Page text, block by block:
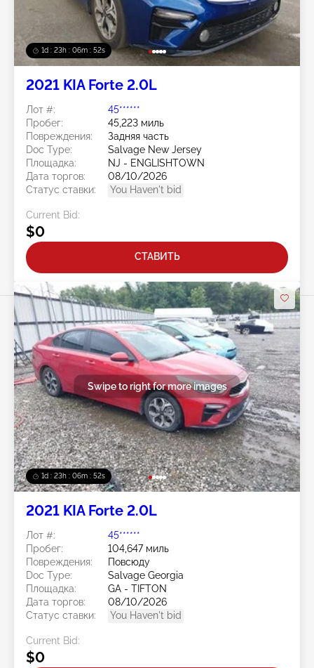
1d : 23h : 06m : 50s
2021 KIA Forte 2.0L
Лот #:
45******
Пробег:
45,223 миль
Повреждения:
Задняя часть
Doc Type:
Salvage New Jersey
Площадка:
NJ - ENGLISHTOWN
Дата торгов:
08/10/2026
Статус ставки:
You Haven't bid
Current Bid:
$0
СТАВИТЬ
1d : 23h : 06m : 50s
Swipe to right for more images
2021 KIA Forte 2.0L
Лот #:
45******
Пробег:
104,647 миль
Повреждения:
Повсюду
Doc Type:
Salvage Georgia
Площадка:
GA - TIFTON
Дата торгов:
08/10/2026
Статус ставки:
You Haven't bid
Current Bid:
$0